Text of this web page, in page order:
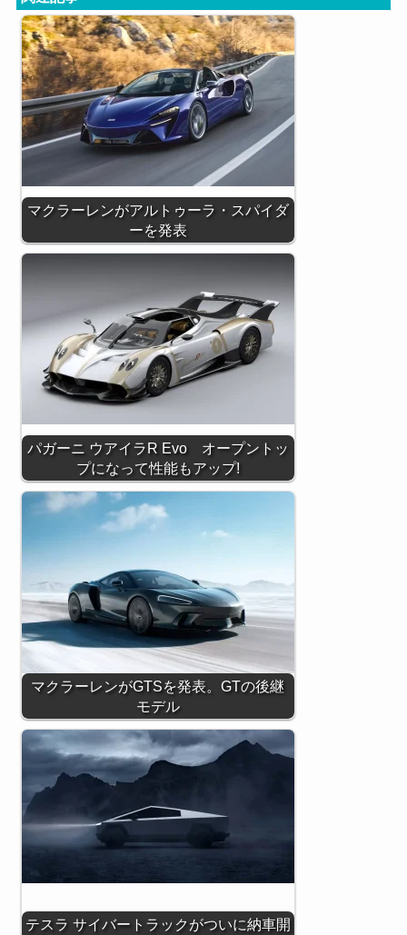
マクラーレンがアルトゥーラ・スパイダ
ーを発表
パガーニ ウアイラR Evo オープントッ
プになって性能もアップ!
マクラーレンがGTSを発表。GTの後継
モデル
テスラ サイバートラックがついに納車開